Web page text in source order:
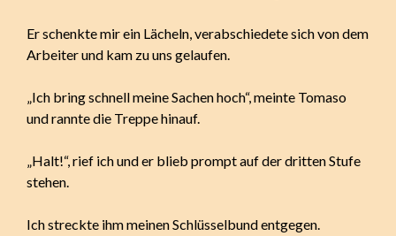
Er schenkte mir ein Lächeln, verabschiedete sich von dem
Arbeiter und kam zu uns gelaufen.
„Ich bring schnell meine Sachen hoch“, meinte Tomaso
und rannte die Treppe hinauf.
„Halt!“, rief ich und er blieb prompt auf der dritten Stufe
stehen.
Ich streckte ihm meinen Schlüsselbund entgegen.